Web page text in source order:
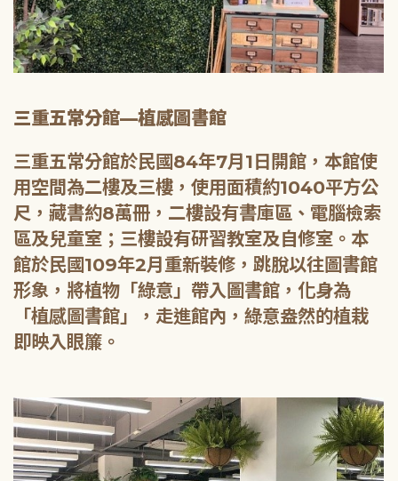
三重五常分館—植感圖書館
三重五常分館於民國84年7月1日開館，本館使
用空間為二樓及三樓，使用面積約1040平方公
尺，藏書約8萬冊，二樓設有書庫區、電腦檢索
區及兒童室；三樓設有研習教室及自修室。本
館於民國109年2月重新裝修，跳脫以往圖書館
形象，將植物「綠意」帶入圖書館，化身為
「植感圖書館」，走進館內，綠意盎然的植栽
即映入眼簾。